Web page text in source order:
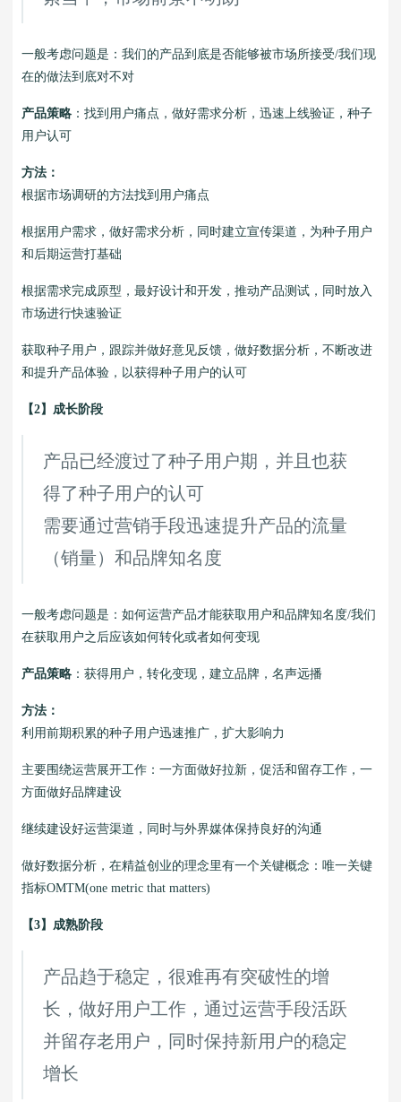
一般考虑问题是：我们的产品到底是否能够被市场所接受/我们现
在的做法到底对不对
产品策略 ：找到用户痛点，做好需求分析，迅速上线验证，种子
用户认可
方法：
根据市场调研的方法找到用户痛点
根据用户需求，做好需求分析，同时建立宣传渠道，为种子用户
和后期运营打基础
根据需求完成原型，最好设计和开发，推动产品测试，同时放入
市场进行快速验证
获取种子用户，跟踪并做好意见反馈，做好数据分析，不断改进
和提升产品体验，以获得种子用户的认可
【2】成长阶段
产品已经渡过了种子用户期，并且也获
得了种子用户的认可
需要通过营销手段迅速提升产品的流量
（销量）和品牌知名度
一般考虑问题是：如何运营产品才能获取用户和品牌知名度/我们
在获取用户之后应该如何转化或者如何变现
产品策略 ：获得用户，转化变现，建立品牌，名声远播
方法：
利用前期积累的种子用户迅速推广，扩大影响力
主要围绕运营展开工作：一方面做好拉新，促活和留存工作，一
方面做好品牌建设
继续建设好运营渠道，同时与外界媒体保持良好的沟通
做好数据分析，在精益创业的理念里有一个关键概念：唯一关键
指标OMTM(one metric that matters)
【3】成熟阶段
产品趋于稳定，很难再有突破性的增
长，做好用户工作，通过运营手段活跃
并留存老用户，同时保持新用户的稳定
增长